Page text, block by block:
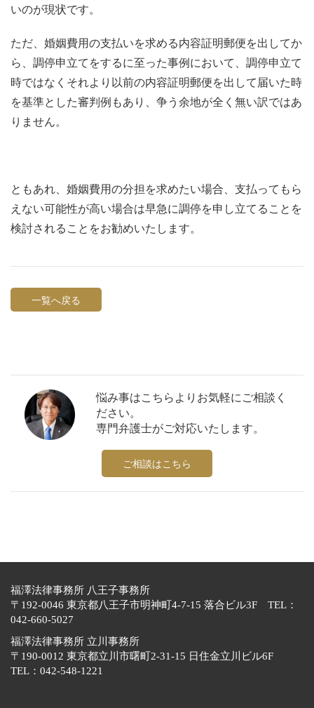
いのが現状です。
ただ、婚姻費用の支払いを求める内容証明郵便を出してか
ら、調停申立てをするに至った事例において、調停申立て
時ではなくそれより以前の内容証明郵便を出して届いた時
を基準とした審判例もあり、争う余地が全く無い訳ではあ
りません。
ともあれ、婚姻費用の分担を求めたい場合、支払ってもら
えない可能性が高い場合は早急に調停を申し立てることを
検討されることをお勧めいたします。
一覧へ戻る
悩み事はこちらよりお気軽にご相談く
ださい。
専門弁護士がご対応いたします。
ご相談はこちら
福澤法律事務所 八王子事務所
〒192-0046 東京都八王子市明神町4-7-15 落合ビル3F TEL：
042-660-5027
福澤法律事務所 立川事務所
〒190-0012 東京都立川市曙町2-31-15 日住金立川ビル6F
TEL：042-548-1221